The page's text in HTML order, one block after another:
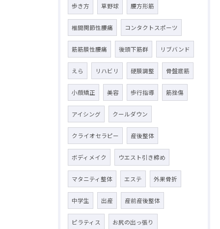
歩き方 草野球 腰方形筋
椎間関節性腰痛 コンタクトスポーツ
筋筋膜性腰痛 後頭下筋群 リブバンド
えら リハビリ 硬膜調整 骨盤底筋
小顔矯正 美容 歩行指導 筋挫傷
アイシング クールダウン
クライオセラピー 産後整体
ボディメイク ウエスト引き締め
マタニティ整体 エステ 外果骨折
中学生 出産 産前産後整体
ピラティス お尻の出っ張り